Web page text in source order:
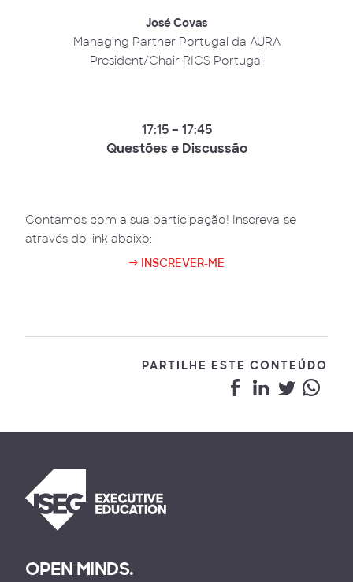
José Covas
Managing Partner Portugal da AURA
President/Chair RICS Portugal
17:15 – 17:45
Questões e Discussão
Contamos com a sua participação! Inscreva-se
através do link abaixo:
→ INSCREVER-ME
PARTILHE ESTE CONTEÚDO
OPEN MINDS.